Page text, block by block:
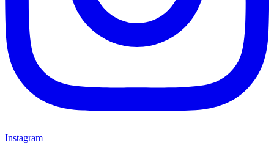
Instagram